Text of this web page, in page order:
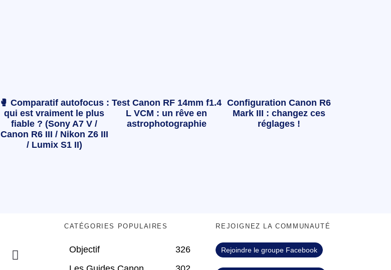
🥊 Comparatif autofocus :
qui est vraiment le plus
fiable ? (Sony A7 V /
Canon R6 III / Nikon Z6 III
/ Lumix S1 II)
Test Canon RF 14mm f1.4
L VCM : un rêve en
astrophotographie
Configuration Canon R6
Mark III : changez ces
réglages !
CATÉGORIES POPULAIRES
Objectif
326
REJOIGNEZ LA COMMUNAUTÉ
Rejoindre le groupe Facebook